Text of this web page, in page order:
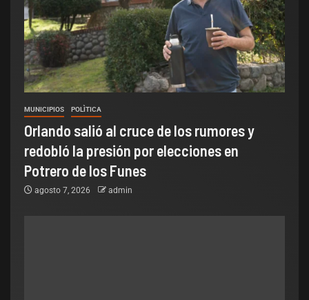
MUNICIPIOS POLÌTICA
Orlando salió al cruce de los rumores y
redobló la presión por elecciones en
Potrero de los Funes
agosto 7, 2026 admin